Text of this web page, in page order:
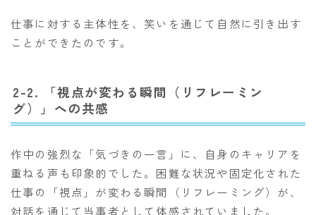
仕事に対する主体性を、笑いを通じて自然に引き出す
ことができたのです。
2-2. 「視点が変わる瞬間（リフレーミン
グ）」への共感
作中の強烈な「気づきの一言」に、自身のキャリアを
重ねる声も印象的でした。困難な状況や固定化された
仕事の「視点」が変わる瞬間（リフレーミング）が、
対話を通じて当事者として体感されていました。